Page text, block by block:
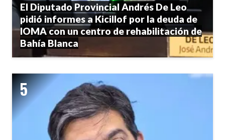
El Diputado Provincial Andrés De Leo
pidió informes a Kicillof por la deuda de
IOMA con un centro de rehabilitación de
Bahía Blanca